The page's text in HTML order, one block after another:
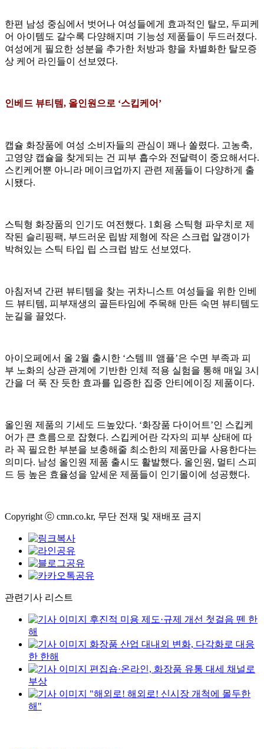
한편 남성 중심에서 벗어나 여성들에게 효과적인 탈모, 두피케
어 아이템도 갈수록 다양해지며 기능성 제품들이 두드러졌다.
여성에게 필요한 성분을 추가한 처방과 향을 차별화한 탈모증
상 케어 라인들이 선보였다.
인베드 뷰티템, 올인원으로 ‘스킵케어’
캡슐 화장품에 여성 소비자들의 관심이 꽤나 쏠렸다. 고농축,
고영양 캡슐을 찾게되는 건 피부 흡수와 전달력이 중요해서다.
스킨케어뿐 아니라 메이크업까지 관련 제품들이 다양하게 출
시됐다.
스틱형 화장품의 인기도 여전했다. 1회용 스틱형 파우치로 제
작된 슬리핑팩, 부드러운 립밤 제형에 작은 스크럽 알갱이가
박혀있는 스틱 타입 립 스크럽 밤도 선보였다.
아침저녁 간편 뷰티템을 찾는 귀차니스트 여성들을 위한 인베
드 뷰티템, 피부재생의 골든타임에 주목해 만든 숙면 뷰티템도
눈길을 끌었다.
아이오페에서 올 2월 출시한 ‘스템Ⅲ 앰플’은 수면 부족과 피
부 노화의 상관 관계에 기반한 인체 적용 실험을 통해 매일 3시
간을 더 푹 잔 듯한 효과를 입증한 집중 안티에이징 제품이다.
올인원 제품의 기세도 드높았다. ‘화장품 다이어트’인 스킵케
어가 큰 흐름으로 잡혔다. 스킵케어란 각자의 피부 상태에 따
라 꼭 필요한 부분을 보충해줄 최소한의 제품만을 사용한다는
의미다. 남성 올인원 제품 출시도 활발했다. 올인원, 멀티 스피
드 등 높은 효율성을 앞세운 제품들이 인기몰이에 성공했다.
Copyright ⓒ cmn.co.kr, 무단 전재 및 재배포 금지
관련기사 리스트
후진적 미용 제도·규제 개선 첫걸음 뗀 한
해
화장품 산업 대내외 변화, 다각화로 대응
한 한해
편집숍·온라인, 화장품 유통 대세 채널로
부상
"해외로! 해외로! 신시장 개척에 몰두한
해"